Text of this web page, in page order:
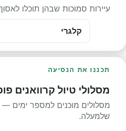
עיירות סמוכות שבהן תוכלו
קלגרי
תכננו את הנסיעה
מסלולי טיול קרוואנים
מסלולים מוכנים למספר ימים —
שלמעלה.